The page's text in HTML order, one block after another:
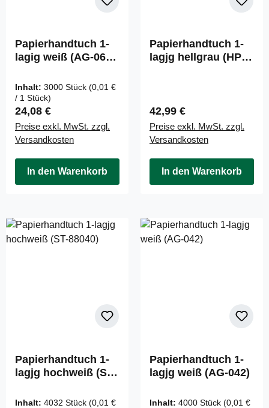
Papierhandtuch 1-
lagig weiß (AG-064-
Inhalt: 3000 Stück (0,01 €
/ 1 Stück)
Regulärer Preis:
24,08 €
Preise exkl. MwSt. zzgl.
Versandkosten
In den Warenkorb
Papierhandtuch 1-
lagjg hellgrau (HP-
Regulärer Preis:
42,99 €
Preise exkl. MwSt. zzgl.
Versandkosten
In den Warenkorb
Papierhandtuch 1-
lagjg hochweiß (ST-
Inhalt: 4032 Stück (0,01 €
Papierhandtuch 1-
lagjg weiß (AG-042)
Inhalt: 4000 Stück (0,01 €